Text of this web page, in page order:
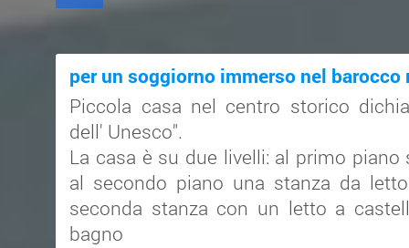
per un soggiorno immerso nel barocco
Piccola casa nel centro storico
dell' Unesco".
La casa è su due livelli: al primo piano
al secondo piano una stanza da
seconda stanza con un letto a
bagno